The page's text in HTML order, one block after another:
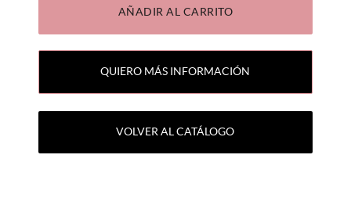
AÑADIR AL CARRITO
QUIERO MÁS INFORMACIÓN
VOLVER AL CATÁLOGO